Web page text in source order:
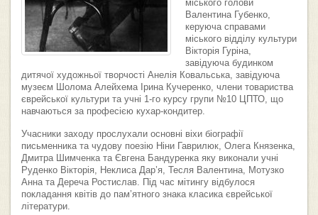
міського голови
Валентина Губенко,
керуюча справами
міського відділу культури
Вікторія Гуріна,
завідуюча будинком
дитячої художньої творчості Анелія Ковальська, завідуюча
музеєм Шолома Алейхема Ірина Кучеренко, члени товариства
єврейської культури та учні 1-го курсу групи №10 ЦПТО, що
навчаються за професією кухар-кондитер.
Учасники заходу прослухали основні віхи біографії
письменника та чудову поезію Ніни Гаврилюк, Олега Князенка,
Дмитра Шимченка та Євгена Бандуренка яку виконали учні
Руденко Вікторія, Неклиса Дар’я, Тесля Валентина, Мотузко
Анна та Дереча Ростислав. Під час мітингу відбулося
покладання квітів до пам’ятного знака класика єврейської
літератури.